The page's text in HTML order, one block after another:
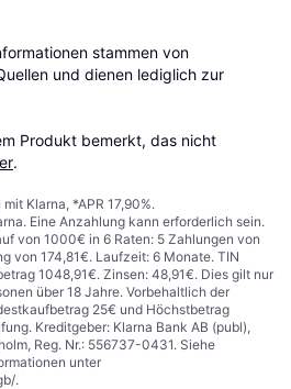
stammen von
und dienen lediglich zur
Produkt bemerkt, das nicht
.
Klarna, *APR 17,90%.
Eine Anzahlung kann erforderlich sein.
von 1000€ in 6 Raten: 5 Zahlungen von
von 174,81€. Laufzeit: 6 Monate. TIN
1048,91€. Zinsen: 48,91€. Dies gilt nur
über 18 Jahre. Vorbehaltlich der
25€ und Höchstbetrag
Kreditgeber: Klarna Bank AB (publ),
Reg. Nr.: 556737-0431. Siehe
unter
.